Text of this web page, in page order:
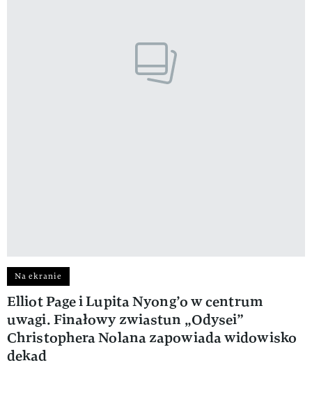
Na ekranie
Elliot Page i Lupita Nyong’o w centrum
uwagi. Finałowy zwiastun „Odysei”
Christophera Nolana zapowiada widowisko
dekad